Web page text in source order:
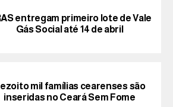
entregam primeiro lote de Vale
Gás Social até 14 de abril
mil famílias cearenses são
inseridas no Ceará Sem Fome